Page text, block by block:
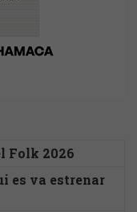
Folk 2026
es va estrenar